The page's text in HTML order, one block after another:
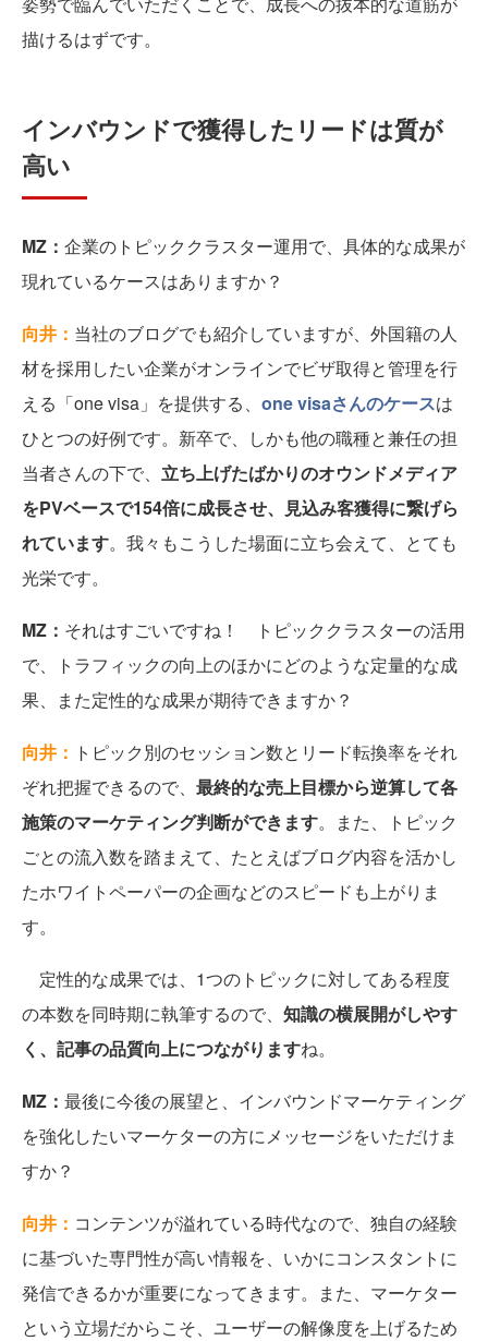
描けるはずです。
インバウンドで獲得したリードは質が
高い
MZ： 企業のトピッククラスター運用で、具体的な成果が
現れているケースはありますか？
向井： 当社のブログでも紹介していますが、外国籍の人
材を採用したい企業がオンラインでビザ取得と管理を行
える「one visa」を提供する、 one visaさんのケースは
ひとつの好例です。新卒で、しかも他の職種と兼任の担
当者さんの下で、 立ち上げたばかりのオウンドメディア
をPVベースで154倍に成長させ、見込み客獲得に繋げら
れています。我々もこうした場面に立ち会えて、とても
光栄です。
MZ： それはすごいですね！ トピッククラスターの活用
で、トラフィックの向上のほかにどのような定量的な成
果、また定性的な成果が期待できますか？
向井： トピック別のセッション数とリード転換率をそれ
ぞれ把握できるので、 最終的な売上目標から逆算して各
施策のマーケティング判断ができます。また、トピック
ごとの流入数を踏まえて、たとえばブログ内容を活かし
たホワイトペーパーの企画などのスピードも上がりま
す。
定性的な成果では、1つのトピックに対してある程度
の本数を同時期に執筆するので、 知識の横展開がしやす
く、記事の品質向上につながりますね。
MZ： 最後に今後の展望と、インバウンドマーケティング
を強化したいマーケターの方にメッセージをいただけま
すか？
向井： コンテンツが溢れている時代なので、独自の経験
に基づいた専門性が高い情報を、いかにコンスタントに
発信できるかが重要になってきます。また、マーケター
という立場だからこそ、ユーザーの解像度を上げるため